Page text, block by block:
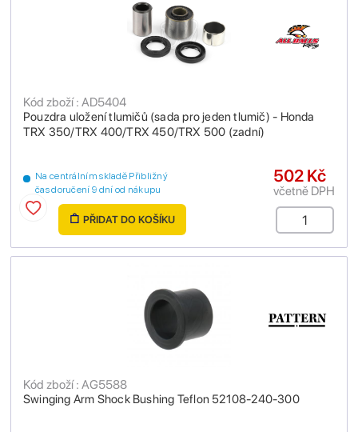
Pouzdra uložení tlumičů (sada pro jeden tlumič) - Honda
TRX 350/TRX 400/TRX 450/TRX 500 (zadní)
Kód zboží : AD5404
Na centrálním skladě Přibližný
čas doručení 9 dní od nákupu
502 Kč
včetně DPH
PŘIDAT DO KOŠÍKU
Swinging Arm Shock Bushing Teflon 52108-240-300
Kód zboží : AG5588